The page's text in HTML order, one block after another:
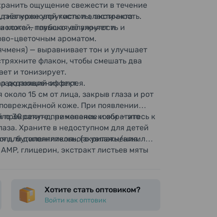
ощущение свежести в течение
кислоты, экстракта
кожей, повышая её упругость и
цветочным ароматом.
коже упругость и эластичность.
— глубоко увлажняет и
— выравнивает тон и улучшает
и тонизирует.
эффект.
флакон, чтобы смешать два
до появления спрея.
15 см от лица, закрыв глаза и рот
30 секунд, не касаясь кожи — это
для дополнительного увлажнения.
коже. При появлении
применение и обратитесь к
Храните в недоступном для детей
бутиленгликоль, (акрилаты/алкил
глицерин, экстракт листьев мяты
коллаген,
спирт, феноксиэтанол,
Хотите стать оптовиком?
Войти как оптовик